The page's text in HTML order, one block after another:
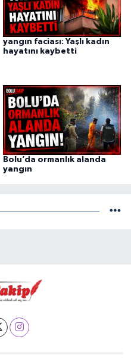
yangın faciası: Yaşlı kadın
hayatını kaybetti
Bolu’da ormanlık alanda
yangın